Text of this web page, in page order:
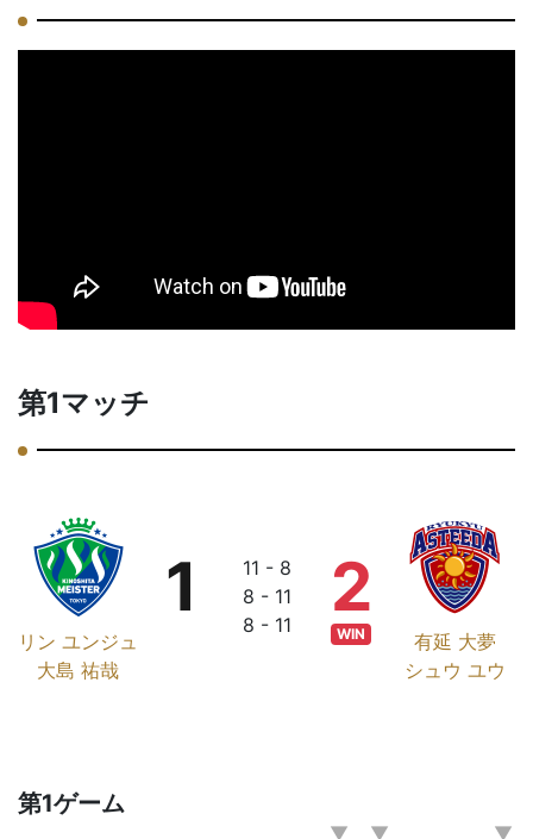
第1マッチ
リン ユンジュ
大島 祐哉
1
11 - 8
8 - 11
8 - 11
有延 大夢
シュウ ユウ
2
WIN
第1ゲーム